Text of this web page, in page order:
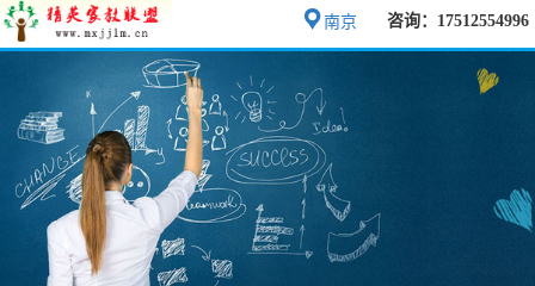
咨询：17512554996
南京